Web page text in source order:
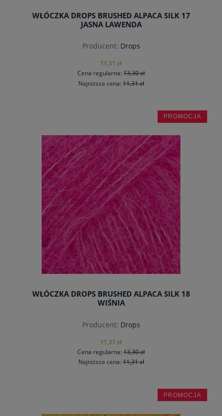
WŁÓCZKA DROPS BRUSHED ALPACA SILK 17
JASNA LAWENDA
Producent: Drops
11,31 zł
Cena regularna: 13,30 zł
Najniższa cena:11,31 zł
do koszyka
WŁÓCZKA DROPS BRUSHED ALPACA SILK 18
WIŚNIA
Producent: Drops
11,31 zł
Cena regularna: 13,30 zł
Najniższa cena:11,31 zł
PROMOCJA
PROMOCJA